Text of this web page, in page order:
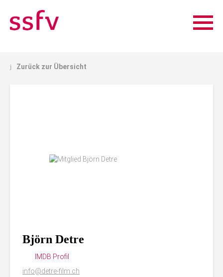
j Zurück zur Übersicht
Björn Detre
IMDB Profil
info@detre-film.ch